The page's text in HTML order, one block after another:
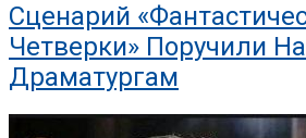
Сценарий
Четверки» Поручили
Драматургам